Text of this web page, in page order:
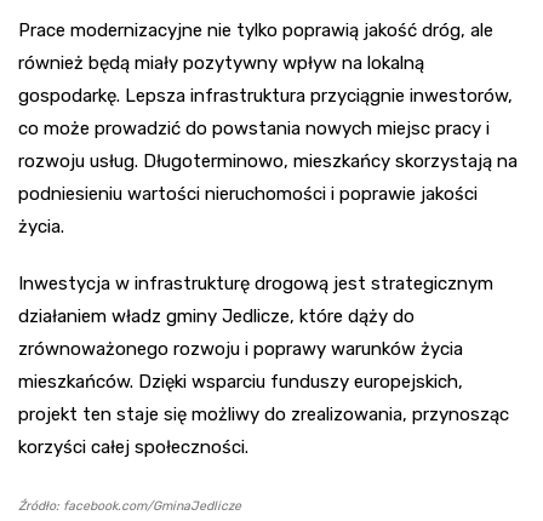
Prace modernizacyjne nie tylko poprawią jakość dróg, ale
również będą miały pozytywny wpływ na lokalną
gospodarkę. Lepsza infrastruktura przyciągnie inwestorów,
co może prowadzić do powstania nowych miejsc pracy i
rozwoju usług. Długoterminowo, mieszkańcy skorzystają na
podniesieniu wartości nieruchomości i poprawie jakości
życia.
Inwestycja w infrastrukturę drogową jest strategicznym
działaniem władz gminy Jedlicze, które dąży do
zrównoważonego rozwoju i poprawy warunków życia
mieszkańców. Dzięki wsparciu funduszy europejskich,
projekt ten staje się możliwy do zrealizowania, przynosząc
korzyści całej społeczności.
Źródło: facebook.com/GminaJedlicze